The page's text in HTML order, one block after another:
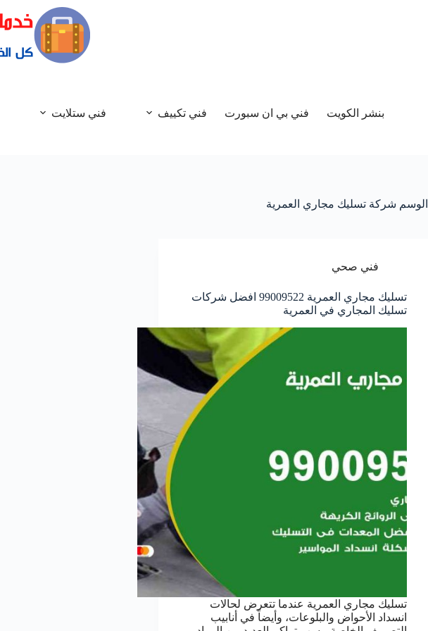
بنشر الكويت فني بي ان سبورت فني تكييف فني ستلايت
الوسم شركة تسليك مجاري العمرية
فني صحي
تسليك مجاري العمرية 99009522 افضل شركات
تسليك المجاري في العمرية
تسليك مجاري العمرية عندما تتعرض لحالات
انسداد الأحواض والبلوعات، وأيضاً في أنابيب